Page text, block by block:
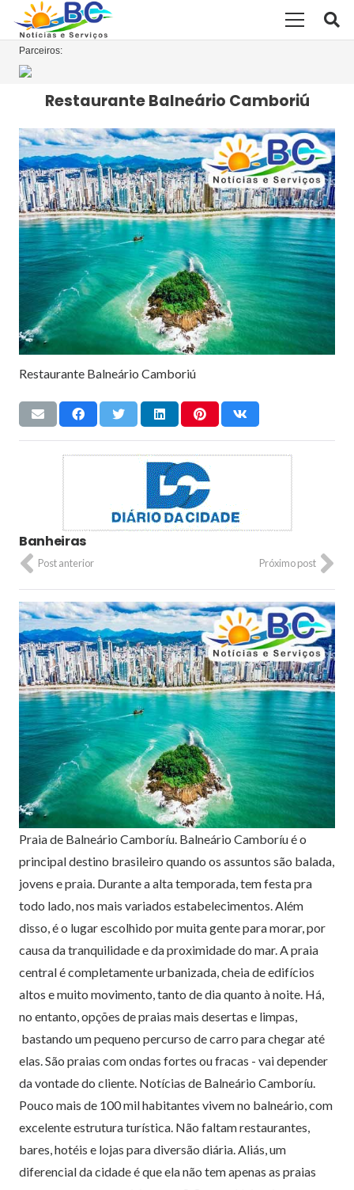
Parceiros:
Restaurante Balneário Camboriú
Restaurante Balneário Camboriú
Banheiras
Post anterior Próximo post
Praia de Balneário Camboríu. Balneário Camboríu é o
principal destino brasileiro quando os assuntos são balada,
jovens e praia. Durante a alta temporada, tem festa pra
todo lado, nos mais variados estabelecimentos. Além
disso, é o lugar escolhido por muita gente para morar, por
causa da tranquilidade e da proximidade do mar. A praia
central é completamente urbanizada, cheia de edifícios
altos e muito movimento, tanto de dia quanto à noite. Há,
no entanto, opções de praias mais desertas e limpas,
bastando um pequeno percurso de carro para chegar até
elas. São praias com ondas fortes ou fracas - vai depender
da vontade do cliente. Notícias de Balneário Camboríu.
Pouco mais de 100 mil habitantes vivem no balneário, com
excelente estrutura turística. Não faltam restaurantes,
bares, hotéis e lojas para diversão diária. Aliás, um
diferencial da cidade é que ela não tem apenas as praias